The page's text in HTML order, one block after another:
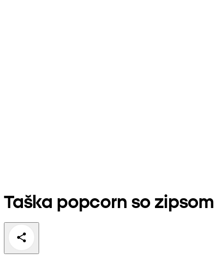
Taška popcorn so zipsom